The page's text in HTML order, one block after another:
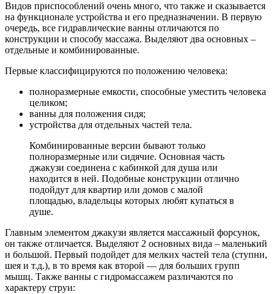
Видов приспособлений очень много, что также и сказывается
на функционале устройства и его предназначении. В первую
очередь, все гидравлические ванны отличаются по
конструкции и способу массажа. Выделяют два основных –
отдельные и комбинированные.
Первые классифицируются по положению человека:
полноразмерные емкости, способные уместить человека
целиком;
ванны для положения сидя;
устройства для отдельных частей тела.
Комбинированные версии бывают только
полноразмерные или сидячие. Основная часть
джакузи соединена с кабинкой для душа или
находится в ней. Подобные конструкции отлично
подойдут для квартир или домов с малой
площадью, владельцы которых любят купаться в
душе.
Главным элементом джакузи является массажный форсунок,
он также отличается. Выделяют 2 основных вида – маленький
и большой. Первый подойдет для мелких частей тела (ступни,
шея и т.д.), в то время как второй — для больших групп
мышц. Также ванны с гидромассажем различаются по
характеру струи: